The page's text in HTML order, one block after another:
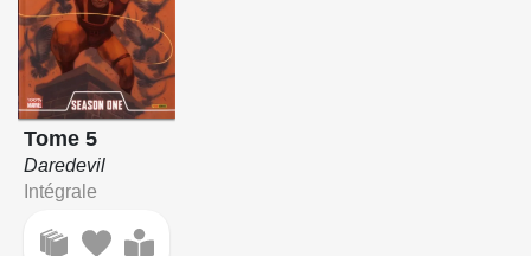
Tome 5
Daredevil
Intégrale